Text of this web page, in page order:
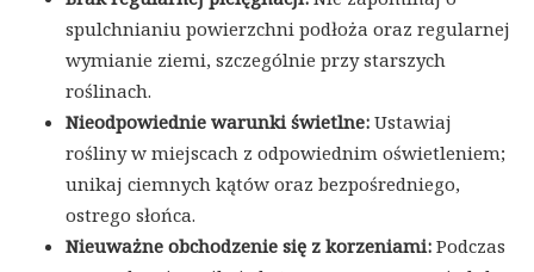
spulchnianiu powierzchni podłoża oraz regularnej
wymianie ziemi, szczególnie przy starszych
roślinach.
Nieodpowiednie warunki świetlne: Ustawiaj
rośliny w miejscach z odpowiednim oświetleniem;
unikaj ciemnych kątów oraz bezpośredniego,
ostrego słońca.
Nieuważne obchodzenie się z korzeniami: Podczas